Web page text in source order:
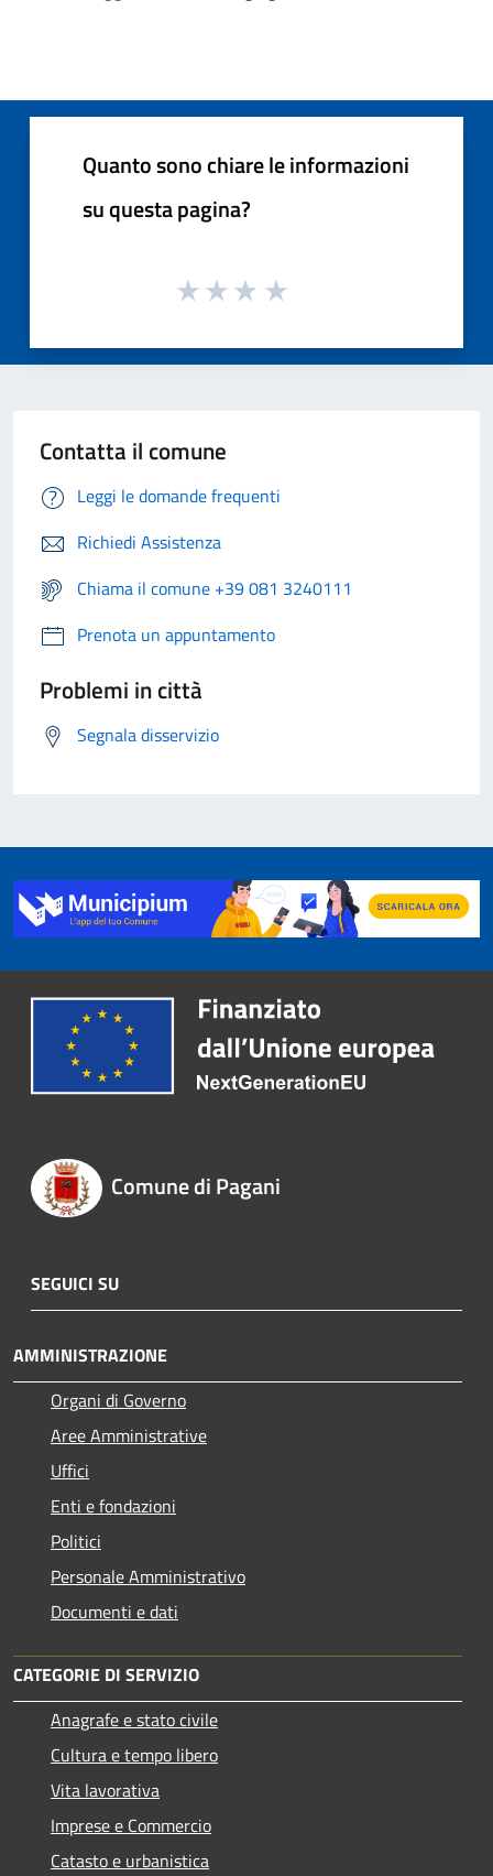
Quanto sono chiare le informazioni
su questa pagina?
Contatta il comune
Leggi le domande frequenti
Richiedi Assistenza
Chiama il comune +39 081 3240111
Prenota un appuntamento
Problemi in città
Segnala disservizio
Comune di Pagani
SEGUICI SU
AMMINISTRAZIONE
Organi di Governo
Aree Amministrative
Uffici
Enti e fondazioni
Politici
Personale Amministrativo
Documenti e dati
CATEGORIE DI SERVIZIO
Anagrafe e stato civile
Cultura e tempo libero
Vita lavorativa
Imprese e Commercio
Catasto e urbanistica